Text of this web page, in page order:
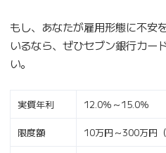
もし、あなたが雇用形態に不安
いるなら、ぜひセブン銀行カー
い。
実質年利 12.0％～15.0％
限度額 10万円～300万円